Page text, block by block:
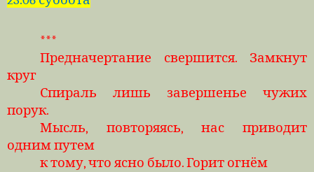
***
Предначертание свершится. Замкнут
круг
Спираль лишь завершенье чужих
порук.
Мысль, повторяясь, нас приводит
одним путем
к тому, что ясно было. Горит огнём